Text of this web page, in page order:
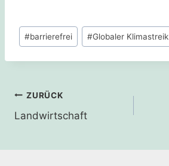
Schlagworte:
#barrierefrei #Globaler Klimastreik
Beitragsnavigation
ZURÜCK
Landwirtschaft